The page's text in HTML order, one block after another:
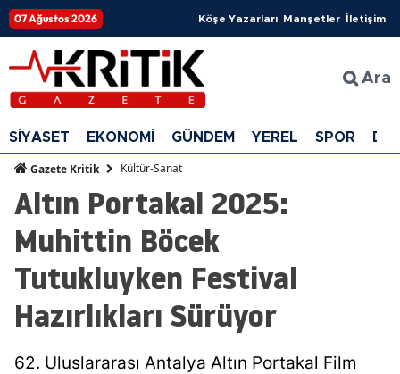
07 Ağustos 2026 Köşe Yazarları Manşetler İletişim
Ara
SİYASET EKONOMİ GÜNDEM YEREL SPOR
Gazete Kritik Kültür-Sanat
Altın Portakal 2025:
Muhittin Böcek
Tutukluyken Festival
Hazırlıkları Sürüyor
62. Uluslararası Antalya Altın Portakal Film